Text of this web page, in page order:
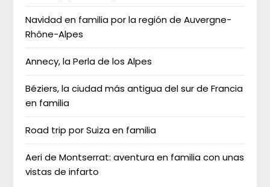
Navidad en familia por la región de Auvergne-
Rhône-Alpes
Annecy, la Perla de los Alpes
Béziers, la ciudad más antigua del sur de Francia
en familia
Road trip por Suiza en familia
Aeri de Montserrat: aventura en familia con unas
vistas de infarto